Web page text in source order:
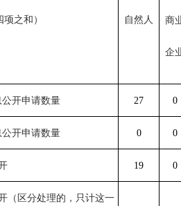
之和） 自然人 商
企
开申请数量 27 0
开申请数量 0 0
19 0
（区分处理的，只计这一